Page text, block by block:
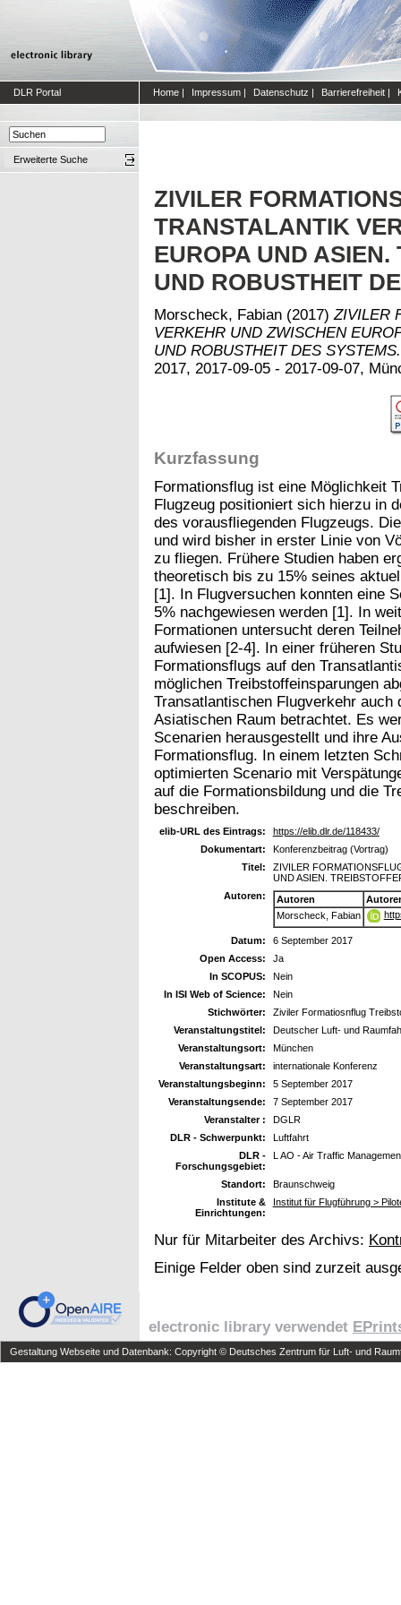
DLR Portal Home | Impressum | Datenschutz | Barrierefreiheit |
Erweiterte Suche
ZIVILER
TRANSTALANTIK
EUROPA UND
UND ROBUSTHEIT
Morscheck, Fabian (2017) ZIVILER
VERKEHR UND ZWISCHEN
UND ROBUSTHEIT DES SYSTEMS.
2017, 2017-09-05 - 2017-09-07,
Kurzfassung
Formationsflug ist eine Möglichkeit
Flugzeug positioniert sich hierzu in
des vorausfliegenden Flugzeugs.
und wird bisher in erster Linie von
zu fliegen. Frühere Studien haben
theoretisch bis zu 15% seines
[1]. In Flugversuchen konnten eine
5% nachgewiesen werden [1]. In
Formationen untersucht deren
aufwiesen [2-4]. In einer früheren
Formationsflugs auf den
möglichen Treibstoffeinsparungen
Transatlantischen Flugverkehr
Asiatischen Raum betrachtet. Es
Scenarien herausgestellt und ihre
Formationsflug. In einem letzten
optimierten Scenario mit
auf die Formationsbildung und die
beschreiben.
elib-URL des Eintrags:
https://elib.dlr.de/118433/
Dokumentart:
Konferenzbeitrag (Vortrag)
Titel:
ZIVILER
UND ASIEN.
Autoren:
Autoren
Morscheck, Fabian
Datum:
6 September 2017
Open Access:
Ja
In SCOPUS:
Nein
In ISI Web of Science:
Nein
Stichwörter:
Ziviler Formatiosnflug
Veranstaltungstitel:
Deutscher Luft- und
Veranstaltungsort:
München
Veranstaltungsart:
internationale Konferenz
Veranstaltungsbeginn:
5 September 2017
Veranstaltungsende:
7 September 2017
Veranstalter :
DGLR
DLR - Schwerpunkt:
Luftfahrt
DLR -
Forschungsgebiet:
L AO - Air Traffic
Standort:
Braunschweig
Institute &
Einrichtungen:
Institut für Flugführung >
Nur für Mitarbeiter des Archivs:
Einige Felder oben sind zurzeit
electronic library verwendet
Gestaltung Webseite und Datenbank: Copyright © Deutsches Zentrum für Luft- und